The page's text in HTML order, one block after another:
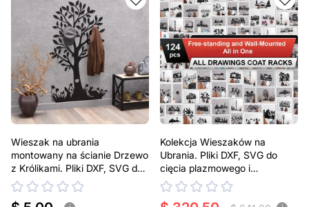
Wieszak na ubrania
montowany na ścianie Drzewo
z Królikami. Pliki DXF, SVG do
cięcia plazmowego i
laserowego
Kolekcja Wieszaków na
Ubrania. Pliki DXF, SVG do
cięcia plazmowego i
laserowego